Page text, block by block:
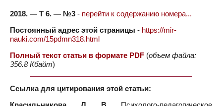
2018. — Т 6. — №3 - перейти к содержанию номера...
Постоянный адрес этой страницы - https://mir-
nauki.com/15pdmn318.html
Полный текст статьи в формате PDF (объем файла:
356.8 Кбайт)
Ссылка для цитирования этой статьи: